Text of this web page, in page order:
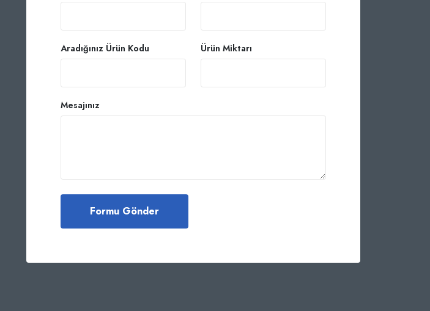
Aradığınız Ürün Kodu Ürün Miktarı
Mesajınız